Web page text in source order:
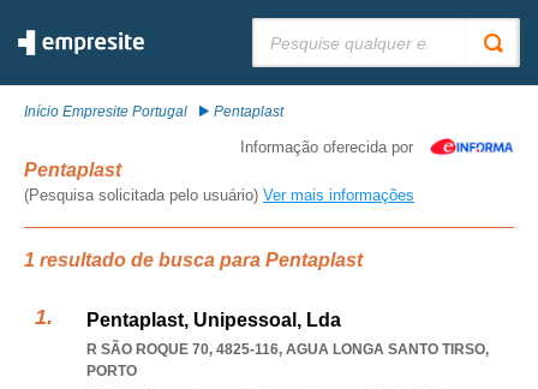
Início Empresite Portugal Pentaplast
Informação oferecida por
Pentaplast
(Pesquisa solicitada pelo usuário) Ver mais informações
1 resultado de busca para Pentaplast
Pentaplast, Unipessoal, Lda
R SÃO ROQUE 70, 4825-116, AGUA LONGA SANTO TIRSO,
PORTO